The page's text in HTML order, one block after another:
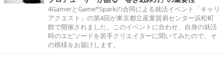
4GamerとGame*Sparkの合同による就活イベント「キャリ
アクエスト」の第4回が東京都立産業貿易センター浜松町
館で開催されました。このイベントに合わせ、自身の就活
時のエピソードを若手クリエイターに聞いてみたので、そ
の模様をお届けします。